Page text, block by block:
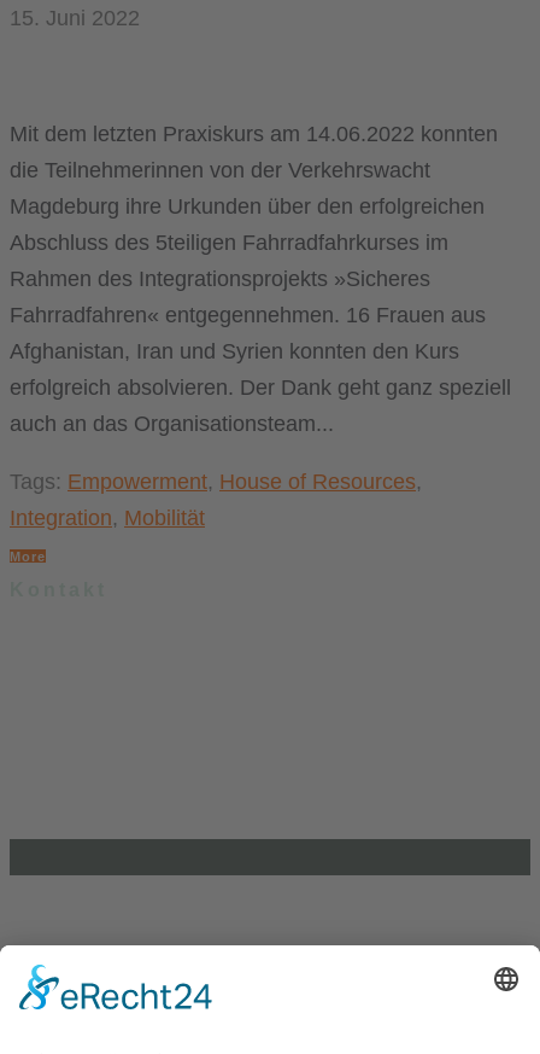
15. Juni 2022
Mit dem letzten Praxiskurs am 14.06.2022 konnten
die Teilnehmerinnen von der Verkehrswacht
Magdeburg ihre Urkunden über den erfolgreichen
Abschluss des 5teiligen Fahrradfahrkurses im
Rahmen des Integrationsprojekts »Sicheres
Fahrradfahren« entgegennehmen. 16 Frauen aus
Afghanistan, Iran und Syrien konnten den Kurs
erfolgreich absolvieren. Der Dank geht ganz speziell
auch an das Organisationsteam...
Tags: Empowerment, House of Resources,
Integration, Mobilität
More
Unterstütze die .lkj) Sachsen-Anhalt durch deine
Online-Einkäufe. Ganz ohne Mehrkosten.